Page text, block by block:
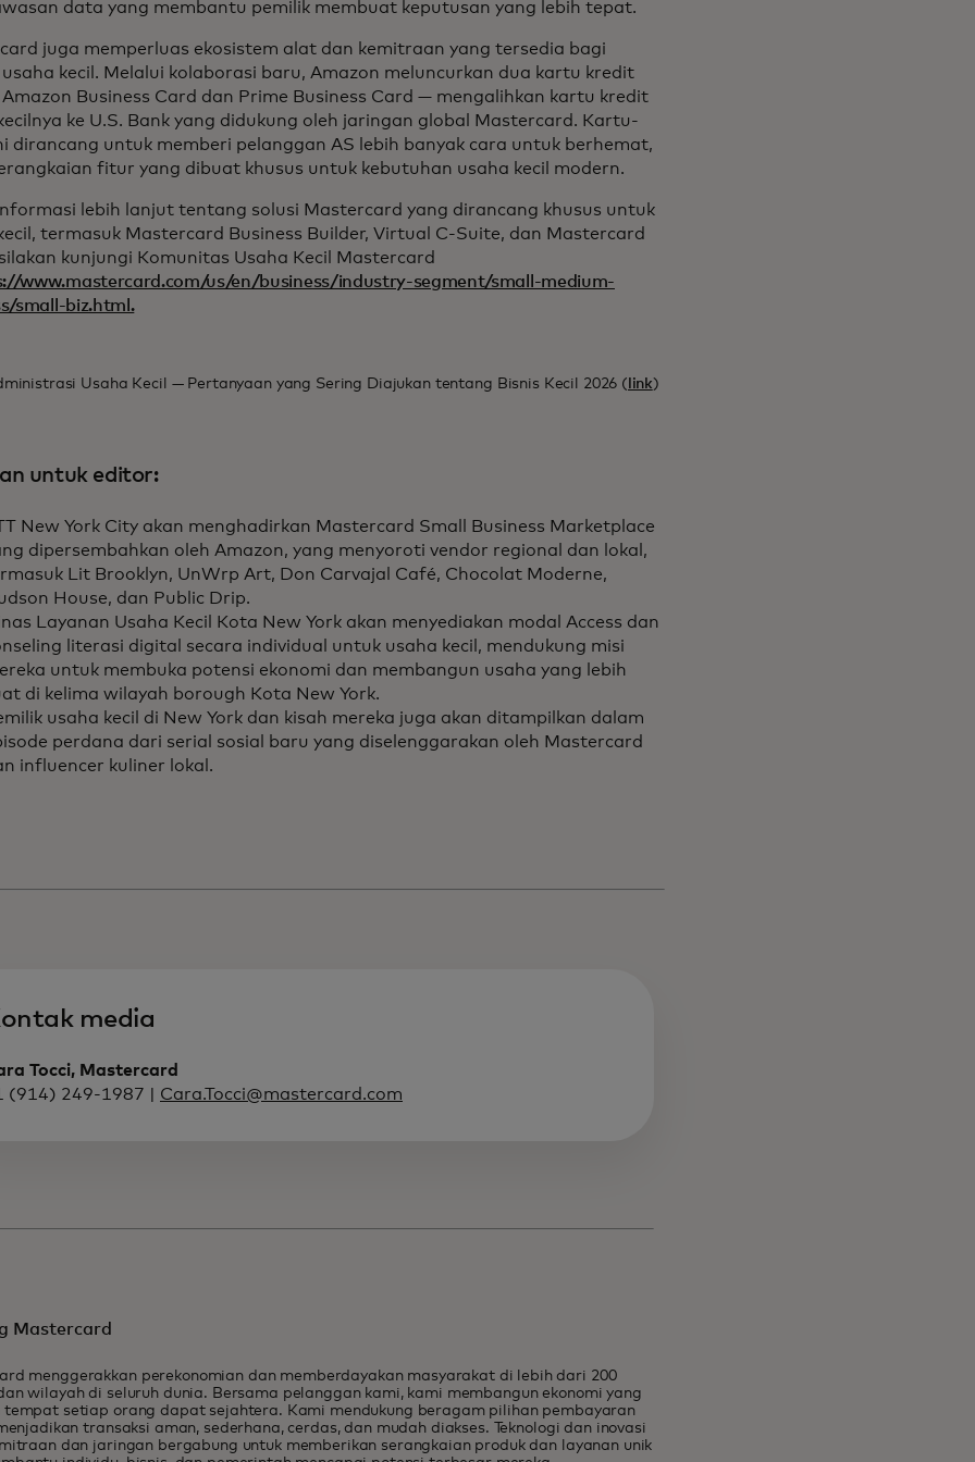
data yang membantu pemilik membuat keputusan yang lebih tepat.
juga memperluas ekosistem alat dan kemitraan yang tersedia bagi
usaha kecil. Melalui kolaborasi baru, Amazon meluncurkan dua kartu kredit
Business Card dan Prime Business Card — mengalihkan kartu kredit
ke U.S. Bank yang didukung oleh jaringan global Mastercard. Kartu-
dirancang untuk memberi pelanggan AS lebih banyak cara untuk berhemat,
fitur yang dibuat khusus untuk kebutuhan usaha kecil modern.
lebih lanjut tentang solusi Mastercard yang dirancang khusus untuk
termasuk Mastercard Business Builder, Virtual C-Suite, dan Mastercard
kunjungi Komunitas Usaha Kecil Mastercard
www.mastercard.com/us/en/business/industry-segment/small-medium-
small-biz.html.
Usaha Kecil — Pertanyaan yang Sering Diajukan tentang Bisnis Kecil 2026 ( link)
untuk editor:
New York City akan menghadirkan Mastercard Small Business Marketplace
dipersembahkan oleh Amazon, yang menyoroti vendor regional dan lokal,
Lit Brooklyn, UnWrp Art, Don Carvajal Café, Chocolat Moderne,
House, dan Public Drip.
Layanan Usaha Kecil Kota New York akan menyediakan modal Access dan
literasi digital secara individual untuk usaha kecil, mendukung misi
untuk membuka potensi ekonomi dan membangun usaha yang lebih
di kelima wilayah borough Kota New York.
usaha kecil di New York dan kisah mereka juga akan ditampilkan dalam
perdana dari serial sosial baru yang diselenggarakan oleh Mastercard
influencer kuliner lokal.
media
Tocci, Mastercard
(914) 249-1987 | Cara.Tocci@mastercard.com
Mastercard
menggerakkan perekonomian dan memberdayakan masyarakat di lebih dari 200
wilayah di seluruh dunia. Bersama pelanggan kami, kami membangun ekonomi yang
tempat setiap orang dapat sejahtera. Kami mendukung beragam pilihan pembayaran
transaksi aman, sederhana, cerdas, dan mudah diakses. Teknologi dan inovasi
dan jaringan bergabung untuk memberikan serangkaian produk dan layanan unik